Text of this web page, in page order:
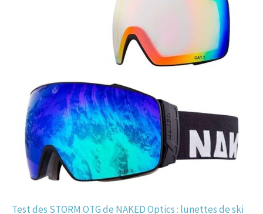
Test des STORM OTG de NAKED Optics : lunettes de ski